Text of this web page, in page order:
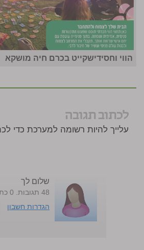
הווי וחסידישקייט בכרם חיה מושקא
לכתוב תגובה
עלייך להיות רשומה למערכת כדי
שלום לך
48 תגובות. 0 כתבות.
הגדרות חשבון